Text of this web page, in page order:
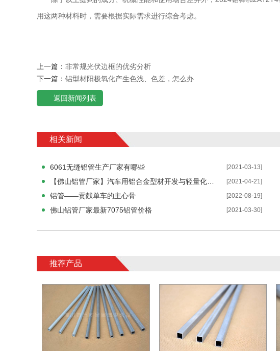
用这两种材料时，需要根据实际需求进行综合考虑。
上一篇： 非常规光伏边框的优劣分析
下一篇： 铝型材阳极氧化产生色浅、色差，怎么办
返回新闻列表
相关新闻
6061无缝铝管生产厂家有哪些 [2021-03-13]
[2021-04-21]
铝管——贡献单车的主心骨 [2022-08-19]
佛山铝管厂家最新7075铝管价格 [2021-03-30]
推荐产品